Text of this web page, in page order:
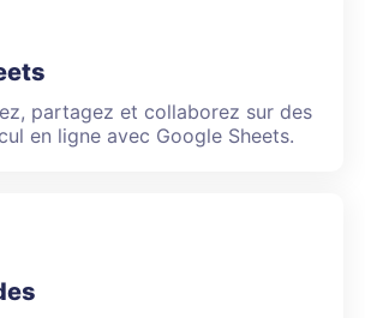
partagez et collaborez sur des
en ligne avec Google Sheets.